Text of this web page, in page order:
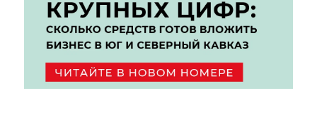
Номера журнала
Категории:
Финансы